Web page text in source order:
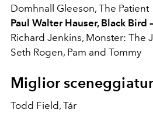
Domhnall Gleeson, The Patient
Paul Walter Hauser, Black Bird
Richard Jenkins, Monster: The
Seth Rogen, Pam and Tommy
Miglior
Todd Field, Tár